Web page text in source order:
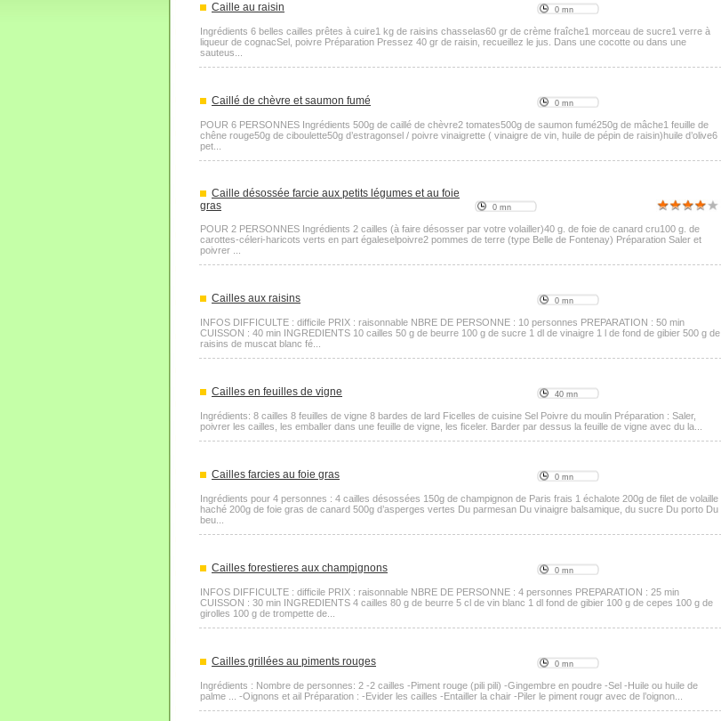
Caille au raisin 0 mn
Ingrédients 6 belles cailles prêtes à cuire1 kg de raisins chasselas60 gr de crème fraîche1 morceau de sucre1 verre à
liqueur de cognacSel, poivre Préparation Pressez 40 gr de raisin, recueillez le jus. Dans une cocotte ou dans une
sauteus...
Caillé de chèvre et saumon fumé 0 mn
POUR 6 PERSONNES Ingrédients 500g de caillé de chèvre2 tomates500g de saumon fumé250g de mâche1 feuille de
chêne rouge50g de ciboulette50g d’estragonsel / poivre vinaigrette ( vinaigre de vin, huile de pépin de raisin)huile d’olive6
pet...
Caille désossée farcie aux petits légumes et au foie
gras
0 mn
POUR 2 PERSONNES Ingrédients 2 cailles (à faire désosser par votre volailler)40 g. de foie de canard cru100 g. de
carottes-céleri-haricots verts en part égaleselpoivre2 pommes de terre (type Belle de Fontenay) Préparation Saler et
poivrer ...
Cailles aux raisins 0 mn
INFOS DIFFICULTE : difficile PRIX : raisonnable NBRE DE PERSONNE : 10 personnes PREPARATION : 50 min
CUISSON : 40 min INGREDIENTS 10 cailles 50 g de beurre 100 g de sucre 1 dl de vinaigre 1 l de fond de gibier 500 g de
raisins de muscat blanc fé...
Cailles en feuilles de vigne 40 mn
Ingrédients: 8 cailles 8 feuilles de vigne 8 bardes de lard Ficelles de cuisine Sel Poivre du moulin Préparation : Saler,
poivrer les cailles, les emballer dans une feuille de vigne, les ficeler. Barder par dessus la feuille de vigne avec du la...
Cailles farcies au foie gras 0 mn
Ingrédients pour 4 personnes : 4 cailles désossées 150g de champignon de Paris frais 1 échalote 200g de filet de volaille
haché 200g de foie gras de canard 500g d’asperges vertes Du parmesan Du vinaigre balsamique, du sucre Du porto Du
beu...
Cailles forestieres aux champignons 0 mn
INFOS DIFFICULTE : difficile PRIX : raisonnable NBRE DE PERSONNE : 4 personnes PREPARATION : 25 min
CUISSON : 30 min INGREDIENTS 4 cailles 80 g de beurre 5 cl de vin blanc 1 dl fond de gibier 100 g de cepes 100 g de
girolles 100 g de trompette de...
Cailles grillées au piments rouges 0 mn
Ingrédients : Nombre de personnes: 2 -2 cailles -Piment rouge (pili pili) -Gingembre en poudre -Sel -Huile ou huile de
palme ... -Oignons et ail Préparation : -Evider les cailles -Entailler la chair -Piler le piment rougr avec de l’oignon...